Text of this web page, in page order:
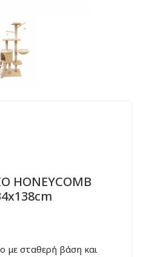
με σταθερή βάση και